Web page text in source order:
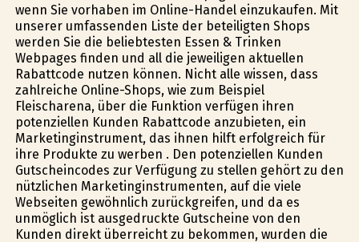
wenn Sie vorhaben im Online-Handel einzukaufen. Mit
unserer umfassenden Liste der beteiligten Shops
werden Sie die beliebtesten Essen & Trinken
Webpages finden und all die jeweiligen aktuellen
Rabattcode nutzen können. Nicht alle wissen, dass
zahlreiche Online-Shops, wie zum Beispiel
Fleischarena, über die Funktion verfügen ihren
potenziellen Kunden Rabattcode anzubieten, ein
Marketinginstrument, das ihnen hilft erfolgreich für
ihre Produkte zu werben . Den potenziellen Kunden
Gutscheincodes zur Verfügung zu stellen gehört zu den
nützlichen Marketinginstrumenten, auf die viele
Webseiten gewöhnlich zurückgreifen, und da es
unmöglich ist ausgedruckte Gutscheine von den
Kunden direkt überreicht zu bekommen, wurden die